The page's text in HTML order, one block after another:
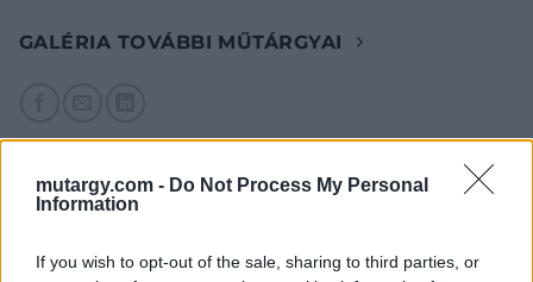
mutargy.com - Do Not Process My Personal
Information
If you wish to opt-out of the sale, sharing to third parties, or
GALÉRIA TOVÁBBI MŰTÁRGYAI
KAPCSOLÓDÓ MŰTÁRGYAK